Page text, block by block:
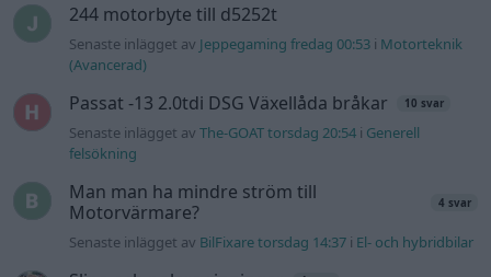
244 motorbyte till d5252t
Senaste inlägget av Jeppegaming fredag 00:53 i Motorteknik
(Avancerad)
Passat -13 2.0tdi DSG Växellåda bråkar 10 svar
Senaste inlägget avThe-GOAT torsdag 20:54 i Generell
felsökning
Man man ha mindre ström till
Motorvärmare?
4 svar
Senaste inlägget av BilFixare torsdag 14:37 i El- och hybridbilar